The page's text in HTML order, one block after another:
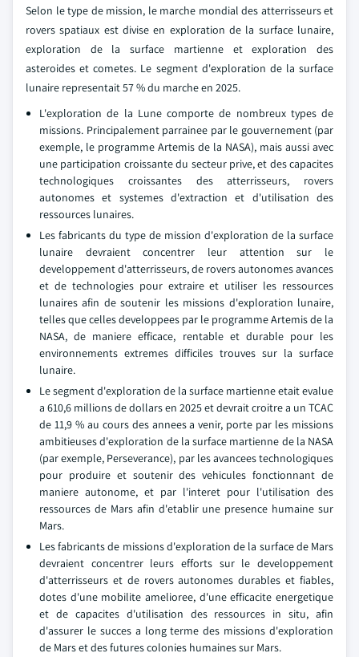
Selon le type de mission, le marche mondial des atterrisseurs et
rovers spatiaux est divise en exploration de la surface lunaire,
exploration de la surface martienne et exploration des
asteroides et cometes. Le segment d'exploration de la surface
lunaire representait 57 % du marche en 2025.
L'exploration de la Lune comporte de nombreux types de
missions. Principalement parrainee par le gouvernement (par
exemple, le programme Artemis de la NASA), mais aussi avec
une participation croissante du secteur prive, et des capacites
technologiques croissantes des atterrisseurs, rovers
autonomes et systemes d'extraction et d'utilisation des
ressources lunaires.
Les fabricants du type de mission d'exploration de la surface
lunaire devraient concentrer leur attention sur le
developpement d'atterrisseurs, de rovers autonomes avances
et de technologies pour extraire et utiliser les ressources
lunaires afin de soutenir les missions d'exploration lunaire,
telles que celles developpees par le programme Artemis de la
NASA, de maniere efficace, rentable et durable pour les
environnements extremes difficiles trouves sur la surface
lunaire.
Le segment d'exploration de la surface martienne etait evalue
a 610,6 millions de dollars en 2025 et devrait croitre a un TCAC
de 11,9 % au cours des annees a venir, porte par les missions
ambitieuses d'exploration de la surface martienne de la NASA
(par exemple, Perseverance), par les avancees technologiques
pour produire et soutenir des vehicules fonctionnant de
maniere autonome, et par l'interet pour l'utilisation des
ressources de Mars afin d'etablir une presence humaine sur
Mars.
Les fabricants de missions d'exploration de la surface de Mars
devraient concentrer leurs efforts sur le developpement
d'atterrisseurs et de rovers autonomes durables et fiables,
dotes d'une mobilite amelioree, d'une efficacite energetique
et de capacites d'utilisation des ressources in situ, afin
d'assurer le succes a long terme des missions d'exploration
de Mars et des futures colonies humaines sur Mars.